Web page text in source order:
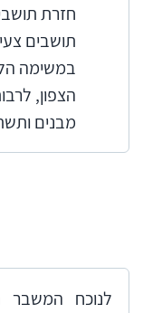
חזרת
תושבים
במשימה
הצפון,
מבנים
לנוכח המשבר